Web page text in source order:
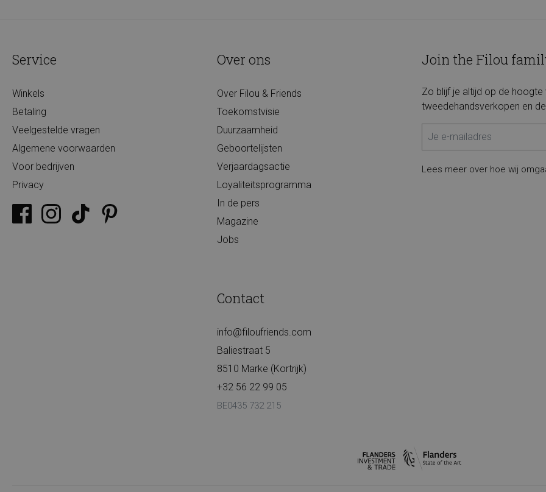
Service
Winkels
Betaling
Veelgestelde vragen
Algemene voorwaarden
Voor bedrijven
Privacy
Over ons
Over Filou & Friends
Toekomstvisie
Duurzaamheid
Geboortelijsten
Verjaardagsactie
Loyaliteitsprogramma
In de pers
Magazine
Jobs
Contact
info@filoufriends.com
Baliestraat 5
8510 Marke (Kortrijk)
+32 56 22 99 05
BE0435 732 215
Join the Filou
Zo blijf je altijd op de
tweedehandsverkopen en
Lees meer over hoe wij